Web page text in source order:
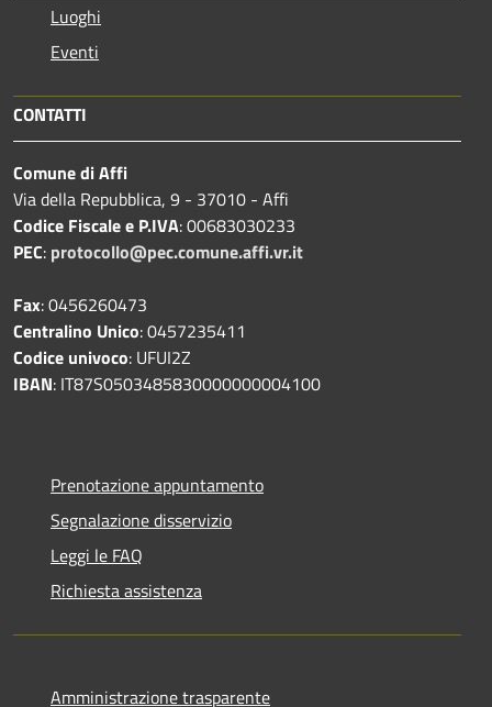
Luoghi
Eventi
CONTATTI
Comune di Affi
Via della Repubblica, 9 - 37010 - Affi
Codice Fiscale e P.IVA: 00683030233
PEC: protocollo@pec.comune.affi.vr.it
Fax: 0456260473
Centralino Unico: 0457235411
Codice univoco: UFUI2Z
IBAN: IT87S0503485830000000004100
Prenotazione appuntamento
Segnalazione disservizio
Leggi le FAQ
Richiesta assistenza
Amministrazione trasparente